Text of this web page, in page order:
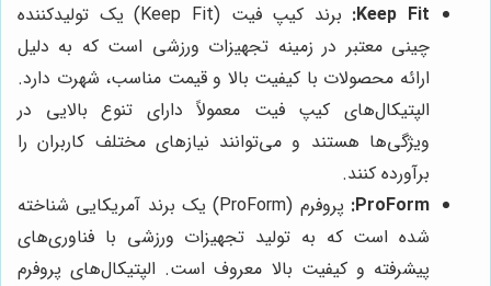
Keep Fit:
برند کیپ فیت (Keep Fit) یک تولیدکننده
چینی معتبر در زمینه تجهیزات ورزشی است که به دلیل
ارائه محصولات با کیفیت بالا و قیمت مناسب، شهرت دارد.
الپتیکال‌های کیپ فیت معمولاً دارای تنوع بالایی در
ویژگی‌ها هستند و می‌توانند نیازهای مختلف کاربران را
برآورده کنند.
ProForm:
پروفرم (ProForm) یک برند آمریکایی شناخته
شده است که به تولید تجهیزات ورزشی با فناوری‌های
پیشرفته و کیفیت بالا معروف است. الپتیکال‌های پروفرم